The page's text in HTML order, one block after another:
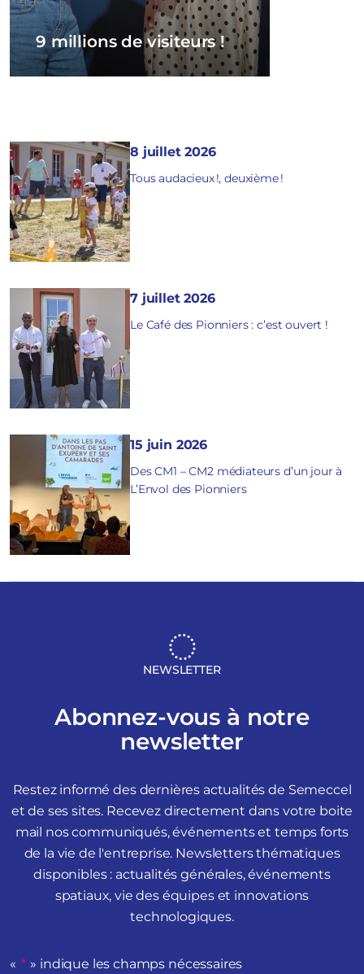
9 millions de visiteurs !
8 juillet 2026
Tous audacieux !, deuxième !
7 juillet 2026
Le Café des Pionniers : c’est ouvert !
15 juin 2026
Des CM1 – CM2 médiateurs d’un jour à
L’Envol des Pionniers
NEWSLETTER
Abonnez-vous à notre
newsletter
Restez informé des dernières actualités de Semeccel
et de ses sites. Recevez directement dans votre boite
mail nos communiqués, événements et temps forts
de la vie de l'entreprise. Newsletters thématiques
disponibles : actualités générales, événements
spatiaux, vie des équipes et innovations
technologiques.
« * » indique les champs nécessaires